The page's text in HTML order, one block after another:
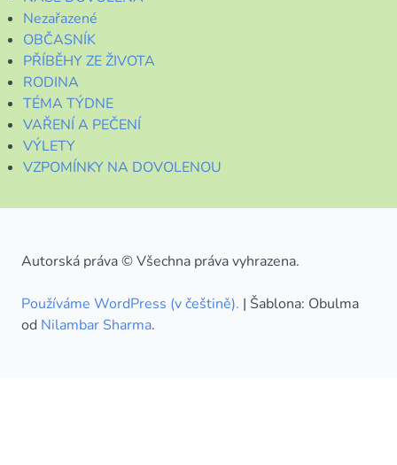
Nezařazené
OBČASNÍK
PŘÍBĚHY ZE ŽIVOTA
RODINA
TÉMA TÝDNE
VAŘENÍ A PEČENÍ
VÝLETY
VZPOMÍNKY NA DOVOLENOU
Autorská práva © Všechna práva vyhrazena.
Používáme WordPress (v češtině). | Šablona: Obulma
od Nilambar Sharma.